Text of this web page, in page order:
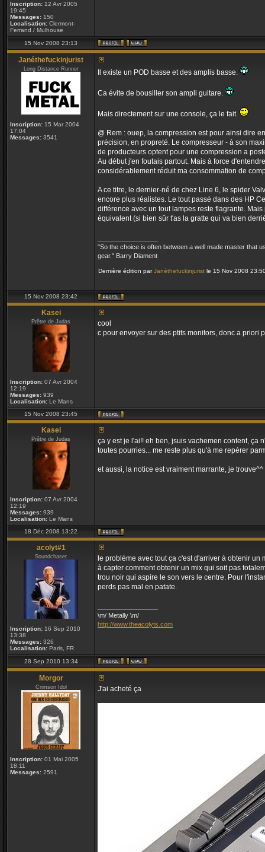
Inscription: 12 Avr 2005
19:45
Messages: 150
Localisation: Clermont-
Ferrand / Mulhouse
15 Nov 2008 23:13
Janéthefuckinjurist
Long Distance Runner
Inscription: 15 Mar 2004
17:04
Messages: 3541
Il existe un POD basse et des amplis basse.
Ca évite de bousiller son ampli guitare.
Mais directement sur une console, ça le fait.
@ Rem : ouep, la compression est pour ainsi dire
précision, en propreté. Le compresseur - à son
de producteurs optent pour une compression a
Au début j'en foutais partout. Mais à force
considérablement réduit ma consommation de
A ce titre, le dernier-né de chez Line 6, le spider
encore plus réalistes. Le tout passé dans des HP
différence avec un tout lampes reste flagrante.
équivalent (si bien sûr t'as la gratte qui va bien
"So the choice is often between a well made master that
gear." Barry Diament
Dernière édition parJanéthefuckinjurist le 15 Nov 2008
15 Nov 2008 23:42
Kasei
Prêtre de Judas
Inscription: 07 Avr 2004
12:19
Messages: 939
Localisation: Le Mans
cool
c pour envoyer sur des ptits monitors, donc a priori
15 Nov 2008 23:45
Kasei
Prêtre de Judas
Inscription: 07 Avr 2004
12:19
Messages: 939
Localisation: Le Mans
ça y est je l'ai!! eh ben, jsuis vachemen content,
toutes pourries... me reste plus qu'à me repérer
et aussi, la notice est vraiment marrante, je trouve^^
18 Déc 2008 13:22
acolyt#1
Soundchaser
Inscription: 16 Sep 2010
13:38
Messages: 326
Localisation: Paris, FR
le problème avec tout ça c'est d'arriver à obtenir
à capter comment obtenir un mix qui soit pas
trou noir qui aspire le son vers le centre. Pour
perds pas mal en patate.
\m/ Metally \m/
http://www.theacolyts.com
28 Sep 2010 13:34
Morgor
Crimson Idol
Inscription: 01 Mai 2005
18:11
Messages: 2591
J'ai acheté ça